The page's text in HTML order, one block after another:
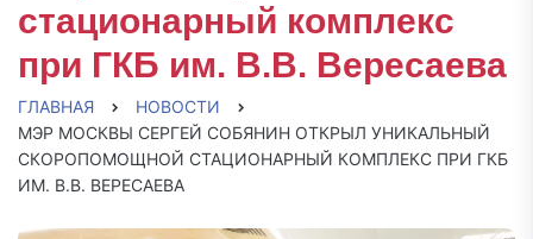
стационарный комплекс
при ГКБ им. В.В. Вересаева
ГЛАВНАЯ
НОВОСТИ
МЭР МОСКВЫ СЕРГЕЙ СОБЯНИН ОТКРЫЛ УНИКАЛЬНЫЙ
СКОРОПОМОЩНОЙ СТАЦИОНАРНЫЙ КОМПЛЕКС ПРИ ГКБ
ИМ. В.В. ВЕРЕСАЕВА